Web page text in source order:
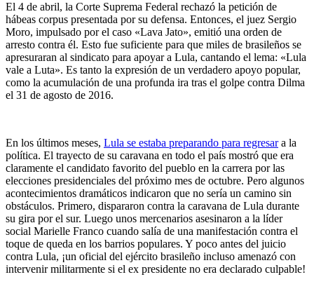
El 4 de abril, la Corte Suprema Federal rechazó la petición de
hábeas corpus presentada por su defensa. Entonces, el juez Sergio
Moro, impulsado por el caso «Lava Jato», emitió una orden de
arresto contra él. Esto fue suficiente para que miles de brasileños se
apresuraran al sindicato para apoyar a Lula, cantando el lema: «Lula
vale a Luta». Es tanto la expresión de un verdadero apoyo popular,
como la acumulación de una profunda ira tras el golpe contra Dilma
el 31 de agosto de 2016.
En los últimos meses, Lula se estaba preparando para regresara la
política. El trayecto de su caravana en todo el país mostró que era
claramente el candidato favorito del pueblo en la carrera por las
elecciones presidenciales del próximo mes de octubre. Pero algunos
acontecimientos dramáticos indicaron que no sería un camino sin
obstáculos. Primero, dispararon contra la caravana de Lula durante
su gira por el sur. Luego unos mercenarios asesinaron a la líder
social Marielle Franco cuando salía de una manifestación contra el
toque de queda en los barrios populares. Y poco antes del juicio
contra Lula, ¡un oficial del ejército brasileño incluso amenazó con
intervenir militarmente si el ex presidente no era declarado culpable!